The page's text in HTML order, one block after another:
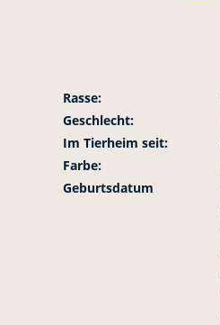
Rasse:
Geschlecht:
Im Tierheim seit:
Farbe:
Geburtsdatum